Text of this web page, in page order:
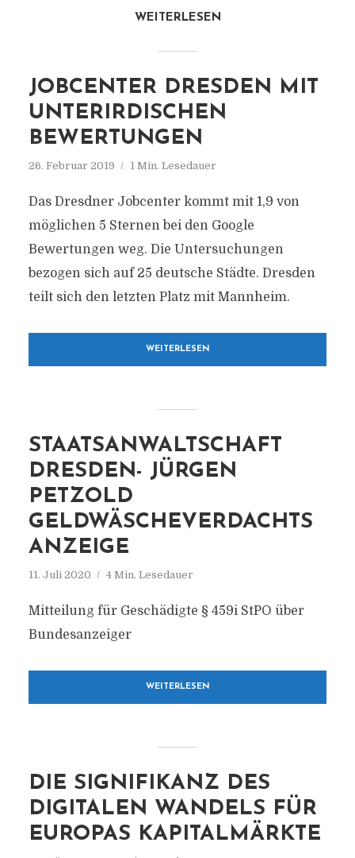
WEITERLESEN
JOBCENTER DRESDEN MIT
UNTERIRDISCHEN
BEWERTUNGEN
26. Februar 2019 1 Min. Lesedauer
Das Dresdner Jobcenter kommt mit 1,9 von
möglichen 5 Sternen bei den Google
Bewertungen weg. Die Untersuchungen
bezogen sich auf 25 deutsche Städte. Dresden
teilt sich den letzten Platz mit Mannheim.
WEITERLESEN
STAATSANWALTSCHAFT
DRESDEN- JÜRGEN
PETZOLD
GELDWÄSCHEVERDACHTS
ANZEIGE
11. Juli 2020 4 Min. Lesedauer
Mitteilung für Geschädigte § 459i StPO über
Bundesanzeiger
WEITERLESEN
DIE SIGNIFIKANZ DES
DIGITALEN WANDELS FÜR
EUROPAS KAPITALMÄRKTE